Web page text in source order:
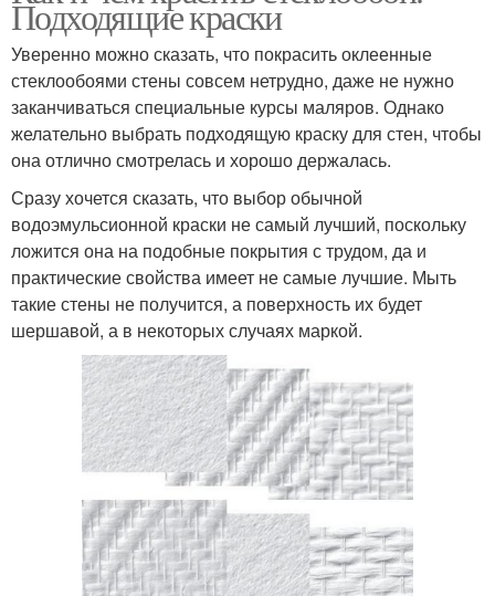
Подходящие краски
Уверенно можно сказать, что покрасить оклеенные
стеклообоями стены совсем нетрудно, даже не нужно
заканчиваться специальные курсы маляров. Однако
желательно выбрать подходящую краску для стен, чтобы
она отлично смотрелась и хорошо держалась.
Сразу хочется сказать, что выбор обычной
водоэмульсионной краски не самый лучший, поскольку
ложится она на подобные покрытия с трудом, да и
практические свойства имеет не самые лучшие. Мыть
такие стены не получится, а поверхность их будет
шершавой, а в некоторых случаях маркой.